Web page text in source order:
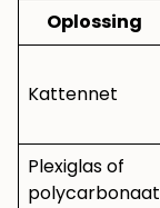
Oplossing
Kattennet
Plexiglas of
polycarbonaat